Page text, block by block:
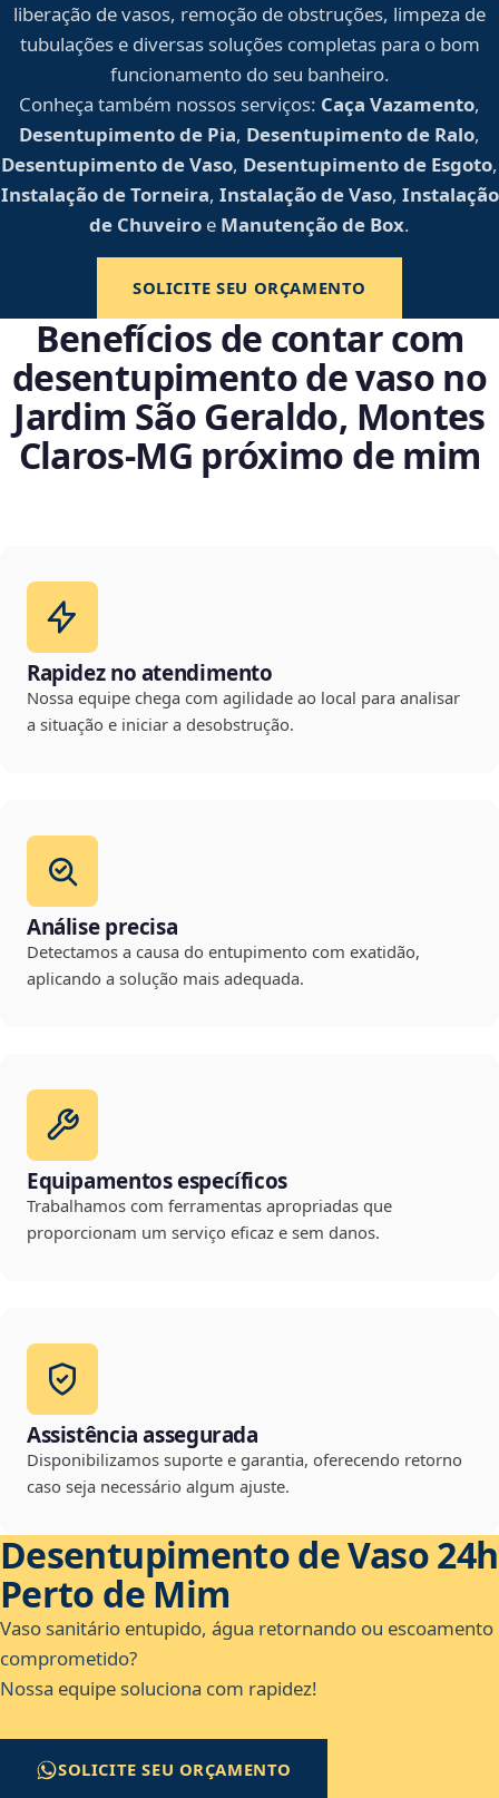
liberação de vasos, remoção de obstruções, limpeza de
tubulações e diversas soluções completas para o bom
funcionamento do seu banheiro.
Conheça também nossos serviços: Caça Vazamento,
Desentupimento de Pia, Desentupimento de Ralo,
Desentupimento de Vaso, Desentupimento de Esgoto,
Instalação de Torneira, Instalação de Vaso, Instalação
de Chuveiro e Manutenção de Box.
SOLICITE SEU ORÇAMENTO
Benefícios de contar com
desentupimento de vaso no
Jardim São Geraldo, Montes
Claros‑MG próximo de mim
Rapidez no atendimento
Nossa equipe chega com agilidade ao local para analisar
a situação e iniciar a desobstrução.
Análise precisa
Detectamos a causa do entupimento com exatidão,
aplicando a solução mais adequada.
Equipamentos específicos
Trabalhamos com ferramentas apropriadas que
proporcionam um serviço eficaz e sem danos.
Assistência assegurada
Disponibilizamos suporte e garantia, oferecendo retorno
caso seja necessário algum ajuste.
Desentupimento de Vaso 24h
Perto de Mim
Vaso sanitário entupido, água retornando ou escoamento
comprometido?
Nossa equipe soluciona com rapidez!
SOLICITE SEU ORÇAMENTO